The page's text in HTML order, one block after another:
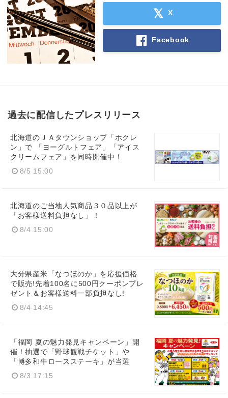
X
Facebook
過去に配信したプレスリリース
北海道のＪＡタウンショップ「ホクレ
ン」で 「ヨーグルトフェア」「アイス
クリームフェア」を同時開催中！
8/5 15:00
北海道のご当地人気商品３０品以上が
「お客様送料負担なし」！
8/4 15:00
大分県産米「なつほのか」を応援価格
で販売!先着100名に500円クーポンプレ
ゼント＆お客様送料一部負担なし!
8/4 14:45
「福岡 夏の魅力発見キャンペーン」開
催！抽選で「野球観戦チケット」や
「博多和牛ロースステーキ」が当選
8/3 17:15